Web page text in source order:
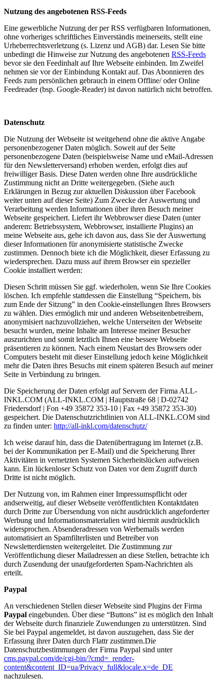
Nutzung des angebotenen RSS-Feeds
Eine gewerbliche Nutzung der per RSS verfügbaren Informationen,
ohne vorheriges schriftliches Einverständis meinerseits, stellt eine
Urheberrechtsverletzung (s. Lizenz und AGB) dar. Lesen Sie bitte
unbedingt die Hinweise zur Nutzung des angebotenen RSS-Feeds
bevor sie den Feedinhalt auf Ihre Webseite einbinden. Im Zweifel
nehmen sie vor der Einbindung Kontakt auf. Das Abonnieren des
Feeds zum persönlichen gebrauch in einem Offline/ oder Online
Feedreader (bsp. Google-Reader) ist davon natürlich nicht betroffen.
Datenschutz
Die Nutzung der Webseite ist weitgehend ohne die aktive Angabe
personenbezogener Daten möglich. Soweit auf der Seite
personenbezogene Daten (beispielsweise Name und eMail-Adressen
für den Newsletterversand) erhoben werden, erfolgt dies auf
freiwilliger Basis. Diese Daten werden ohne Ihre ausdrückliche
Zustimmung nicht an Dritte weitergegeben. (Siehe auch
Erklärungen in Bezug zur aktuellen Diskussion über Facebook
weiter unten auf dieser Seite) Zum Zwecke der Auswertung und
Verarbeitung werden Informationen über ihren Besuch meiner
Webseite gespeichert. Liefert ihr Webbrowser diese Daten (unter
anderem: Betriebssystem, Webbrowser, installierte Plugins) an
meine Webseite aus, gehe ich davon aus, dass Sie der Auswertung
dieser Informationen für anonymisierte statistische Zwecke
zustimmen. Dennoch biete ich die Möglichkeit, dieser Erfassung zu
wiedersprechen. Dazu muss auf ihrem Browser ein spezieller
Cookie installiert werden:
Diesen Schritt müssen Sie ggf. wiederholen, wenn Sie Ihre Cookies
löschen. Ich empfehle stattdessen die Einstellung “Speichern, bis
zum Ende der Sitzung” in den Cookie-einstellungen Ihres Browsers
zu wählen. Dies ermöglich mir und anderen Webseitenbetreibern,
anonymisiert nachzuvollziehen, welche Unterseiten der Webseite
besucht wurden, meine Inhalte am Interesse meiner Besucher
auszurichten und somit letztlich Ihnen eine bessere Webseite
präsentieren zu können. Nach einem Neustart des Browsers oder
Computers besteht mit dieser Einstellung jedoch keine Möglichkeit
mehr die Daten ihres Besuchs mit einem späteren Besuch auf meiner
Seite in Verbindung zu bringen.
Die Speicherung der Daten erfolgt auf Servern der Firma ALL-
INKL.COM (ALL-INKL.COM | Hauptstraße 68 | D-02742
Friedersdorf | Fon +49 35872 353-10 | Fax +49 35872 353-30)
gespeichert. Die Datenschutzrichtlinien von ALL-INKL.COM sind
zu finden unter: http://all-inkl.com/datenschutz/
Ich weise darauf hin, dass die Datenübertragung im Internet (z.B.
bei der Kommunikation per E-Mail) und die Speicherung Ihrer
Aktivitäten in vernetzten Systemen Sicherheitslücken aufweisen
kann. Ein lückenloser Schutz von Daten vor dem Zugriff durch
Dritte ist nicht möglich.
Der Nutzung von, im Rahmen einer Impressumspflicht oder
andserweitig, auf dieser Webseite veröffentlichten Kontaktdaten
durch Dritte zur Übersendung von nicht ausdrücklich angeforderter
Werbung und Informationsmaterialien wird hiermit ausdrücklich
widersprochen. Absenderadressen von Werbemails werden
automatisiert an Spamfilterlisten und Betreiber von
Newsletterdiensten weitergeleitet. Die Zustimmung zur
Veröffentlichung dieser Mailadressen an diese Stellen, betrachte ich
durch Zusendung der unaufgeforderten Spam-Nachrichten als
erteilt.
Paypal
An verschiedenen Stellen dieser Webseite sind Plugins der Firma
Paypal eingebunden. Über diese “Buttons” ist es möglich den Inhalt
der Webseite durch finanziele Zuwendungen zu unterstützen. Sind
Sie bei Paypal angemeldet, ist davon auszugehen, dass Sie der
Erfassung ihrer Daten durch Flattr zustimmen.Die
Datenschutzbestimmungen der Firma Paypal sind unter
cms.paypal.com/de/cgi-bin/?cmd=_render-
content&content_ID=ua/Privacy_full&locale.x=de_DE
nachzulesen.